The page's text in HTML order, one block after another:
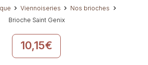
Viennoiseries
Nos brioches
Brioche Saint Genix
10,15€